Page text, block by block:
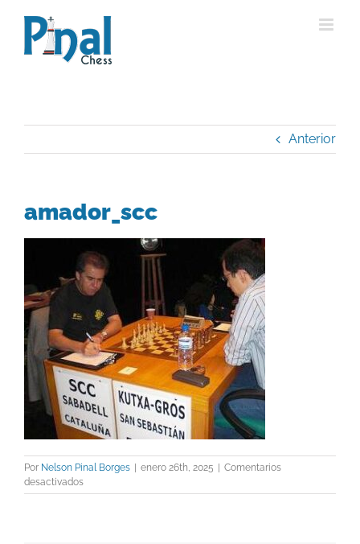
contenido
Anterior
amador_scc
Por Nelson Pinal Borges | enero 26th, 2025 | Comentarios
desactivadosen
amador_scc